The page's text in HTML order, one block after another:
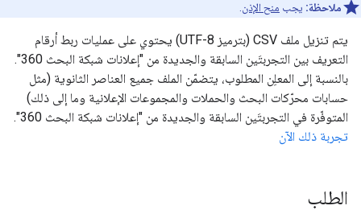
ملاحظة: يجب منح الإذن
يتم تنزيل ملف CSV (بترميز UTF-8) يحتوي على عمليات ربط أرقام
التعريف بين التجربتَين السابقة والجديدة من "إعلانات شبكة البحث 360".
بالنسبة إلى المعلِن المطلوب، يتضمّن الملف جميع العناصر الثانوية (مثل
حسابات محرّكات البحث والحملات والمجموعات الإعلانية وما إلى ذلك)
المتوفّرة في التجربتَين السابقة والجديدة من "إعلانات شبكة البحث 360".
تجربة ذلك الآن
الطلب